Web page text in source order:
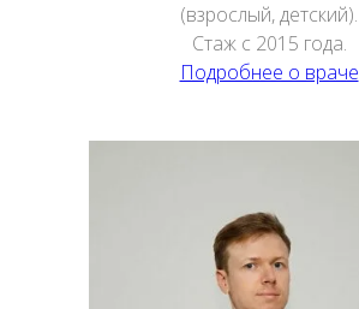
(взрослый, детский).
Стаж с 2015 года.
Подробнее о враче